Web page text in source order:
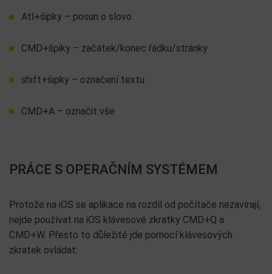
Atl+šipky – posun o slovo
CMD+špiky – začátek/konec řádku/stránky
shift+šipky – označení textu
CMD+A – označit vše
PRÁCE S OPERAČNÍM SYSTÉMEM
Protože na iOS se aplikace na rozdíl od počítače nezavírají,
nejde používat na iOS klávesové zkratky CMD+Q a
CMD+W. Přesto to důležité jde pomocí klávesových
zkratek ovládat: